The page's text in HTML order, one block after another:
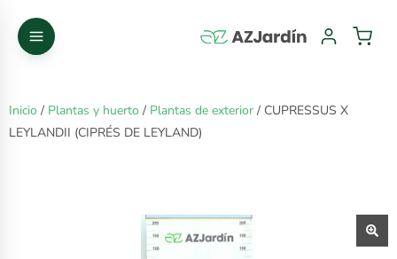
Inicio / Plantas y huerto / Plantas de exterior / CUPRESSUS X
LEYLANDII (CIPRÉS DE LEYLAND)